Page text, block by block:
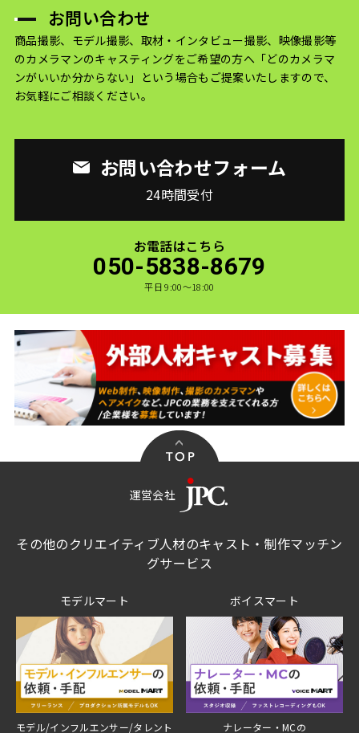
お問い合わせ
商品撮影、モデル撮影、取材・インタビュー撮影、映像撮影等
のカメラマンのキャスティングをご希望の方へ 「どのカメラマ
ンがいいか分からない」という場合もご提案いたしますので、
お気軽にご相談ください。
お問い合わせフォーム
24時間受付
お電話はこちら
050-5838-8679
平日 9:00〜18:00
運営会社
その他のクリエイティブ人材のキャスト・制作マッチン
グサービス
モデルマート
モデル/インフルエンサー/タレント
ボイスマート
ナレーター・MCの